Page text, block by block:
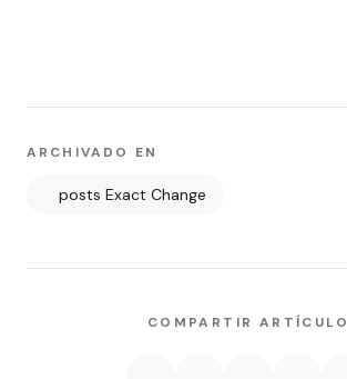
ARCHIVADO EN
posts Exact Change
COMPARTIR ARTÍCULO